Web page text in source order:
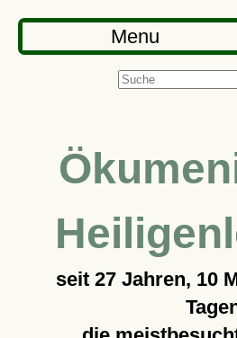
Menu
seit 27 Jahren, 10